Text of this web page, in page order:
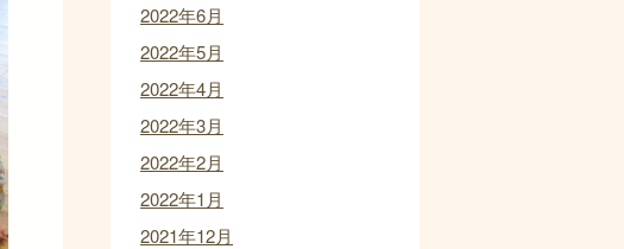
2022年6月
2022年5月
2022年4月
2022年3月
2022年2月
2022年1月
2021年12月